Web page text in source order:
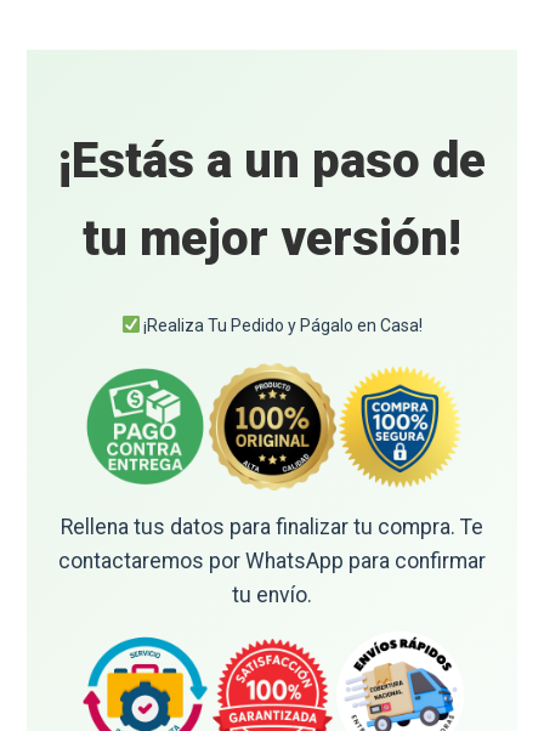
¡Estás a un paso de
tu mejor versión!
¡Realiza Tu Pedido y Págalo en Casa!
Rellena tus datos para finalizar tu compra. Te
contactaremos por WhatsApp para confirmar
tu envío.